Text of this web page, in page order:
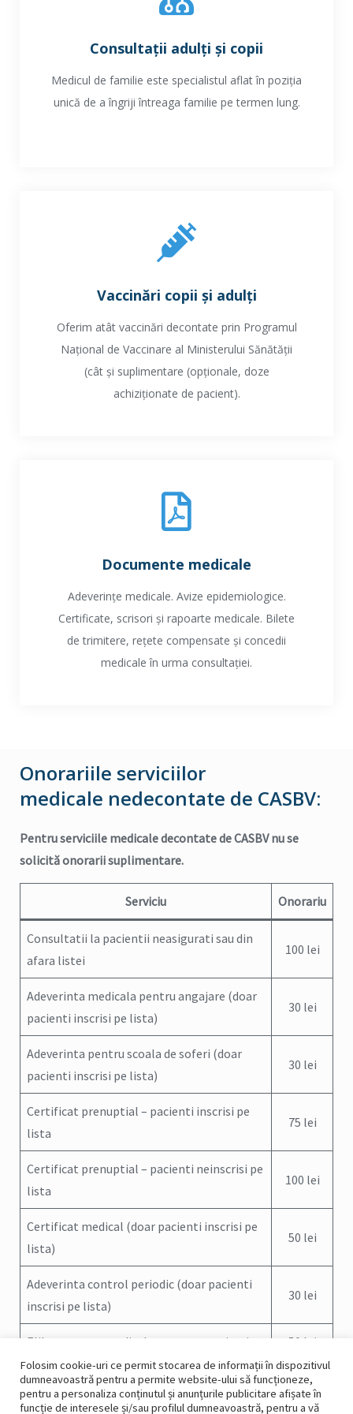
Consultații adulți și copii
Medicul de familie este specialistul aflat în poziția
unică de a îngriji întreaga familie pe termen lung.
Vaccinări copii și adulți
Oferim atât vaccinări decontate prin Programul
Național de Vaccinare al Ministerului Sănătății
(cât și suplimentare (opționale, doze
achiziționate de pacient).
Documente medicale
Adeverințe medicale. Avize epidemiologice.
Certificate, scrisori și rapoarte medicale. Bilete
de trimitere, rețete compensate și concedii
medicale în urma consultației.
Onorariile serviciilor
medicale nedecontate de CASBV:
Pentru serviciile medicale decontate de CASBV nu se
solicită onorarii suplimentare.
Serviciu Onorariu
Consultatii la pacientii neasigurati sau din
afara listei
100 lei
Adeverinta medicala pentru angajare (doar
pacienti inscrisi pe lista)
30 lei
Adeverinta pentru scoala de soferi (doar
pacienti inscrisi pe lista)
30 lei
Certificat prenuptial – pacienti inscrisi pe
lista
75 lei
Certificat prenuptial – pacienti neinscrisi pe
lista
100 lei
Certificat medical (doar pacienti inscrisi pe
lista)
50 lei
Adeverinta control periodic (doar pacienti
inscrisi pe lista)
30 lei
Eliberare acte medicale pentru autoritati 50 lei
Adeverinta medicala pentru munca in
strainatate
50 lei
Folosim cookie-uri ce permit stocarea de informații în dispozitivul
dumneavoastră pentru a permite website-ului să funcționeze,
pentru a personaliza conținutul și anunțurile publicitare afișate în
funcție de interesele și/sau profilul dumneavoastră, pentru a vă